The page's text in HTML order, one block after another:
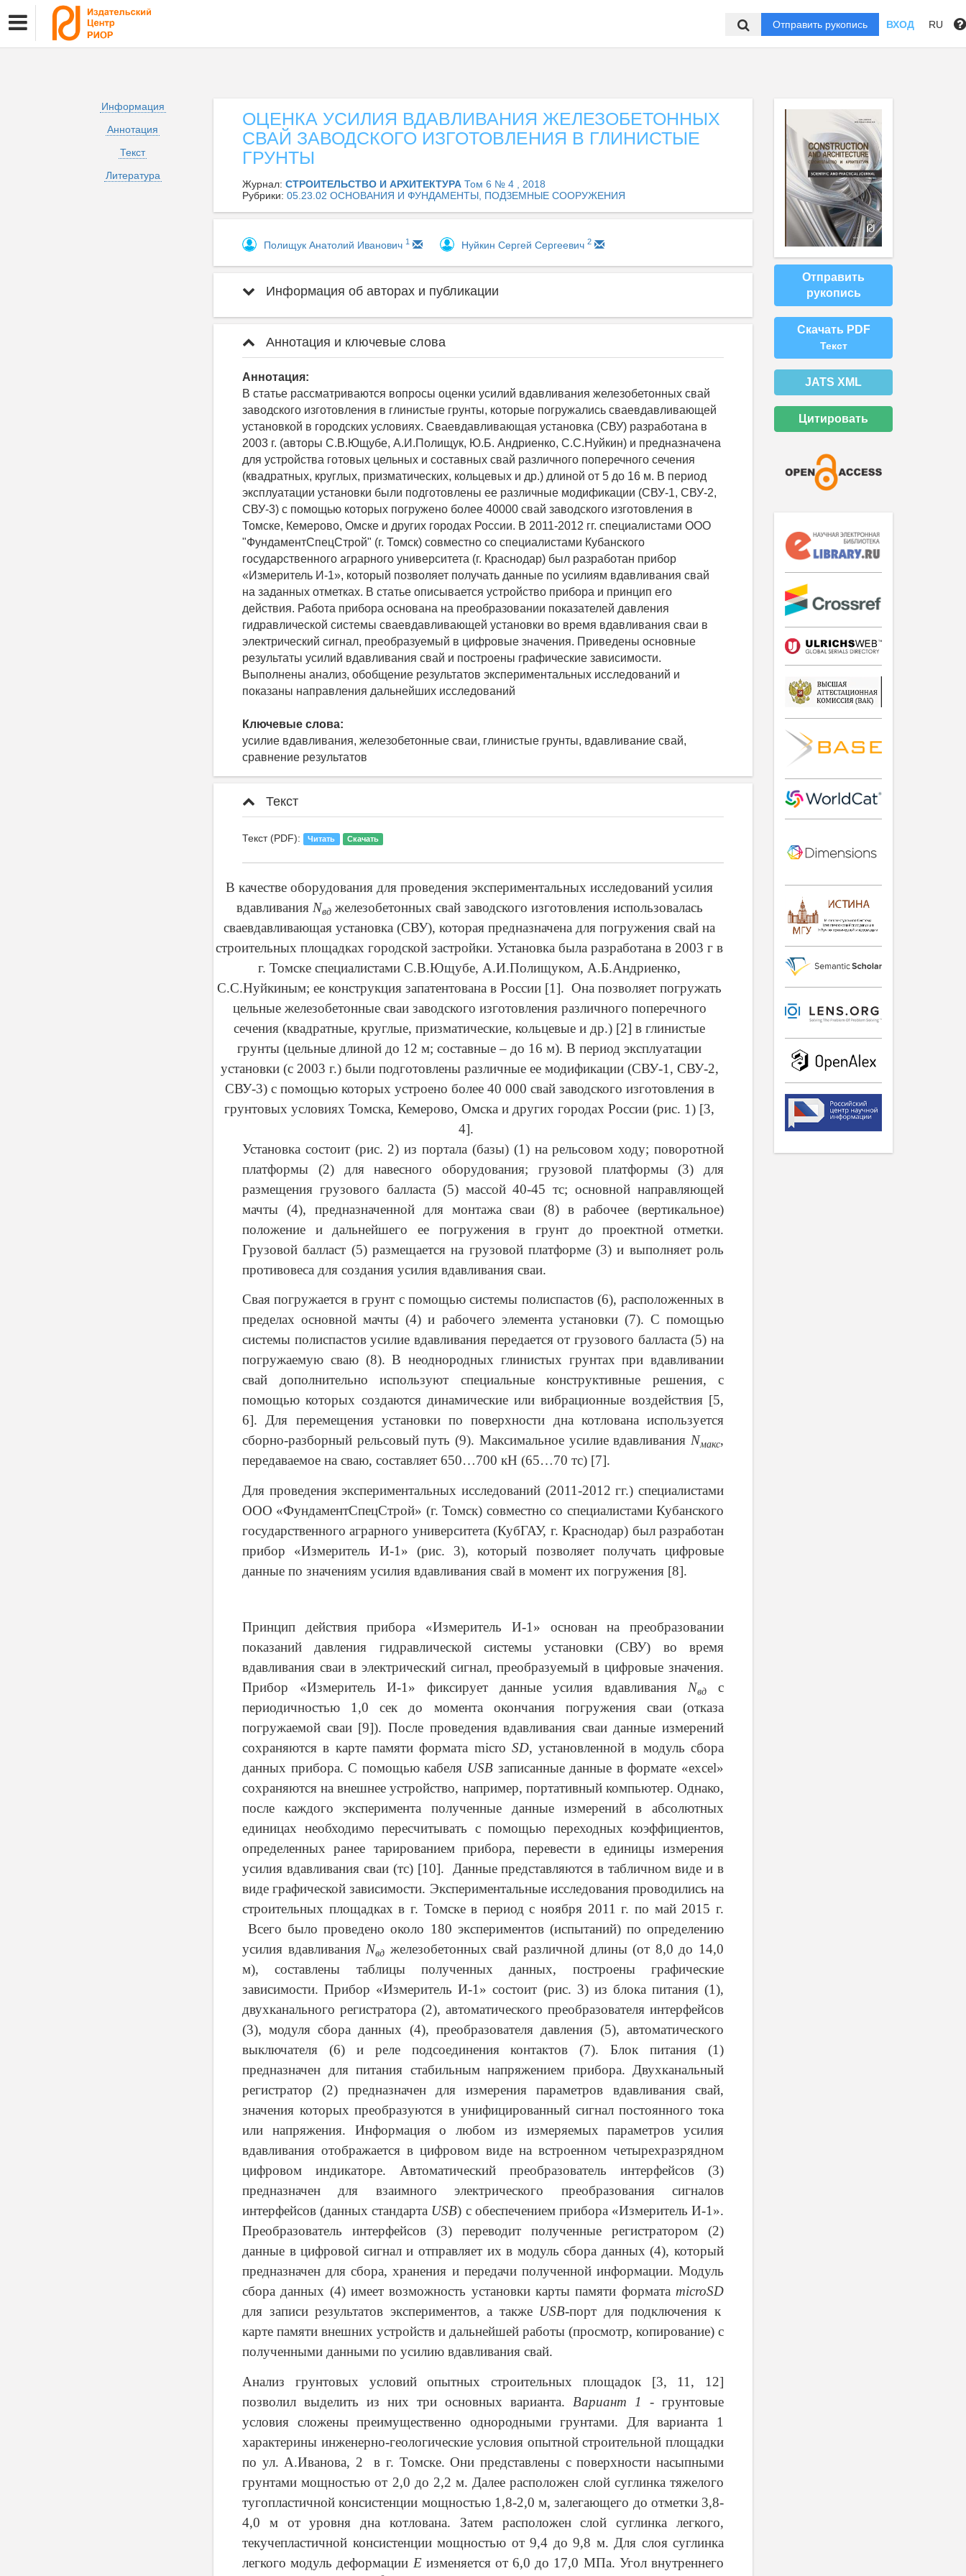
Отправить рукопись ВХОД RU
Информация
Аннотация
Текст
Литература
ОЦЕНКА УСИЛИЯ ВДАВЛИВАНИЯ ЖЕЛЕЗОБЕТОННЫХ
СВАЙ ЗАВОДСКОГО ИЗГОТОВЛЕНИЯ В ГЛИНИСТЫЕ
ГРУНТЫ
Журнал: СТРОИТЕЛЬСТВО И АРХИТЕКТУРА Том 6 № 4 , 2018
Рубрики: 05.23.02 ОСНОВАНИЯ И ФУНДАМЕНТЫ, ПОДЗЕМНЫЕ СООРУЖЕНИЯ
Полищук Анатолий Иванович 1 Нуйкин Сергей Сергеевич 2
Информация об авторах и публикации
Аннотация и ключевые слова
Аннотация:
В статье рассматриваются вопросы оценки усилий вдавливания железобетонных свай
заводского изготовления в глинистые грунты, которые погружались сваевдавливающей
установкой в городских условиях. Сваевдавливающая установка (СВУ) разработана в
2003 г. (авторы С.В.Ющубе, А.И.Полищук, Ю.Б. Андриенко, С.С.Нуйкин) и предназначена
для устройства готовых цельных и составных свай различного поперечного сечения
(квадратных, круглых, призматических, кольцевых и др.) длиной от 5 до 16 м. В период
эксплуатации установки были подготовлены ее различные модификации (СВУ-1, СВУ-2,
СВУ-3) с помощью которых погружено более 40000 свай заводского изготовления в
Томске, Кемерово, Омске и других городах России. В 2011-2012 гг. специалистами ООО
"ФундаментСпецСтрой" (г. Томск) совместно со специалистами Кубанского
государственного аграрного университета (г. Краснодар) был разработан прибор
«Измеритель И-1», который позволяет получать данные по усилиям вдавливания свай
на заданных отметках. В статье описывается устройство прибора и принцип его
действия. Работа прибора основана на преобразовании показателей давления
гидравлической системы сваевдавливающей установки во время вдавливания сваи в
электрический сигнал, преобразуемый в цифровые значения. Приведены основные
результаты усилий вдавливания свай и построены графические зависимости.
Выполнены анализ, обобщение результатов экспериментальных исследований и
показаны направления дальнейших исследований
Ключевые слова:
усилие вдавливания, железобетонные сваи, глинистые грунты, вдавливание свай,
сравнение результатов
Текст
Текст (PDF): Читать Скачать
В качестве оборудования для проведения экспериментальных исследований усилия
вдавливания Nвд железобетонных свай заводского изготовления использовалась
сваевдавливающая установка (СВУ), которая предназначена для погружения свай на
строительных площадках городской застройки. Установка была разработана в 2003 г в
г. Томске специалистами С.В.Ющубе, А.И.Полищуком, А.Б.Андриенко,
С.С.Нуйкиным; ее конструкция запатентована в России [1]. Она позволяет погружать
цельные железобетонные сваи заводского изготовления различного поперечного
сечения (квадратные, круглые, призматические, кольцевые и др.) [2] в глинистые
грунты (цельные длиной до 12 м; составные – до 16 м). В период эксплуатации
установки (с 2003 г.) были подготовлены различные ее модификации (СВУ-1, СВУ-2,
СВУ-3) с помощью которых устроено более 40 000 свай заводского изготовления в
грунтовых условиях Томска, Кемерово, Омска и других городах России (рис. 1) [3,
4].
Установка состоит (рис. 2) из портала (базы) (1) на рельсовом ходу; поворотной
платформы (2) для навесного оборудования; грузовой платформы (3) для
размещения грузового балласта (5) массой 40-45 тс; основной направляющей
мачты (4), предназначенной для монтажа сваи (8) в рабочее (вертикальное)
положение и дальнейшего ее погружения в грунт до проектной отметки.
Грузовой балласт (5) размещается на грузовой платформе (3) и выполняет роль
противовеса для создания усилия вдавливания сваи.
Свая погружается в грунт с помощью системы полиспастов (6), расположенных в
пределах основной мачты (4) и рабочего элемента установки (7). С помощью
системы полиспастов усилие вдавливания передается от грузового балласта (5) на
погружаемую сваю (8). В неоднородных глинистых грунтах при вдавливании
свай дополнительно используют специальные конструктивные решения, с
помощью которых создаются динамические или вибрационные воздействия [5,
6]. Для перемещения установки по поверхности дна котлована используется
сборно-разборный рельсовый путь (9). Максимальное усилие вдавливания Nмакс,
передаваемое на сваю, составляет 650…700 кН (65…70 тс) [7].
Для проведения экспериментальных исследований (2011-2012 гг.) специалистами
ООО «ФундаментСпецСтрой» (г. Томск) совместно со специалистами Кубанского
государственного аграрного университета (КубГАУ, г. Краснодар) был разработан
прибор «Измеритель И-1» (рис. 3), который позволяет получать цифровые
данные по значениям усилия вдавливания свай в момент их погружения [8].
Принцип действия прибора «Измеритель И-1» основан на преобразовании
показаний давления гидравлической системы установки (СВУ) во время
вдавливания сваи в электрический сигнал, преобразуемый в цифровые значения.
Прибор «Измеритель И-1» фиксирует данные усилия вдавливанияNвд
с
периодичностью 1,0 сек до момента окончания погружения сваи (отказа
погружаемой сваи [9]). После проведения вдавливания сваи данные измерений
сохраняются в карте памяти формата micro SD, установленной в модуль сбора
данных прибора. С помощью кабеля USB записанные данные в формате «excel»
сохраняются на внешнее устройство, например, портативный компьютер. Однако,
после каждого эксперимента полученные данные измерений в абсолютных
единицах необходимо пересчитывать с помощью переходных коэффициентов,
определенных ранее тарированием прибора, перевести в единицы измерения
усилия вдавливания сваи (тс) [10]. Данные представляются в табличном виде и в
виде графической зависимости. Экспериментальные исследования проводились на
строительных площадках в г. Томске в период с ноября 2011 г. по май 2015 г.
Всего было проведено около 180 экспериментов (испытаний) по определению
усилия вдавливанияNвд железобетонных свай различной длины (от 8,0 до 14,0
м), составлены таблицы полученных данных, построены графические
зависимости. Прибор «Измеритель И-1» состоит (рис. 3) из блока питания (1),
двухканального регистратора (2), автоматического преобразователя интерфейсов
(3), модуля сбора данных (4), преобразователя давления (5), автоматического
выключателя (6) и реле подсоединения контактов (7). Блок питания (1)
предназначен для питания стабильным напряжением прибора. Двухканальный
регистратор (2) предназначен для измерения параметров вдавливания свай,
значения которых преобразуются в унифицированный сигнал постоянного тока
или напряжения. Информация о любом из измеряемых параметров усилия
вдавливания отображается в цифровом виде на встроенном четырехразрядном
цифровом индикаторе. Автоматический преобразователь интерфейсов (3)
предназначен для взаимного электрического преобразования сигналов
интерфейсов (данных стандарта USB) с обеспечением прибора «Измеритель И-1».
Преобразователь интерфейсов (3) переводит полученные регистратором (2)
данные в цифровой сигнал и отправляет их в модуль сбора данных (4), который
предназначен для сбора, хранения и передачи полученной информации. Модуль
сбора данных (4) имеет возможность установки карты памяти формата microSD
для записи результатов экспериментов, а также USB-порт для подключения к
карте памяти внешних устройств и дальнейшей работы (просмотр, копирование) с
полученными данными по усилию вдавливания свай.
Анализ грунтовых условий опытных строительных площадок [3, 11, 12]
позволил выделить из них три основных варианта. Вариант 1
- грунтовые
условия сложены преимущественно однородными грунтами. Для варианта 1
характерины инженерно-геологические условия опытной строительной площадки
по ул. А.Иванова, 2 в г. Томске. Они представлены с поверхности насыпными
грунтами мощностью от 2,0 до 2,2 м. Далее расположен слой суглинка тяжелого
тугопластичной консистенции мощностью 1,8-2,0 м, залегающего до отметки 3,8-
4,0 м от уровня дна котлована. Затем расположен слой суглинка легкого,
текучепластичной консистенции мощностью от 9,4 до 9,8 м. Для слоя суглинка
легкого модуль деформации Еизменяется от 6,0 до 17,0 МПа. Угол внутреннего
Отправить
рукопись
Скачать PDF
Текст
JATS XML
Цитировать